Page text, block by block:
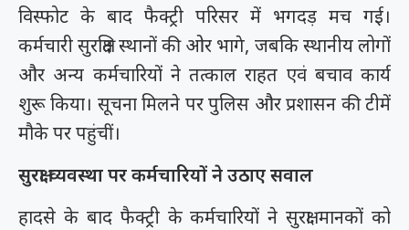
विस्फोट के बाद फैक्ट्री परिसर में भगदड़ मच गई।
कर्मचारी सुरक्षित स्थानों की ओर भागे, जबकि स्थानीय लोगों
और अन्य कर्मचारियों ने तत्काल राहत एवं बचाव कार्य
शुरू किया। सूचना मिलने पर पुलिस और प्रशासन की टीमें
मौके पर पहुंचीं।
सुरक्षा व्यवस्था पर कर्मचारियों ने उठाए सवाल
हादसे के बाद फैक्ट्री के कर्मचारियों ने सुरक्षा मानकों को